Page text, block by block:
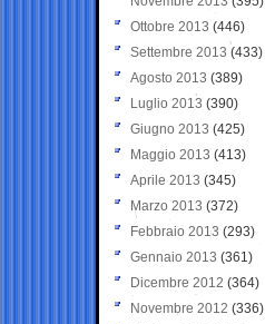
Ottobre 2013 (446)
Settembre 2013 (433)
Agosto 2013 (389)
Luglio 2013 (390)
Giugno 2013 (425)
Maggio 2013 (413)
Aprile 2013 (345)
Marzo 2013 (372)
Febbraio 2013 (293)
Gennaio 2013 (361)
Dicembre 2012 (364)
Novembre 2012 (336)